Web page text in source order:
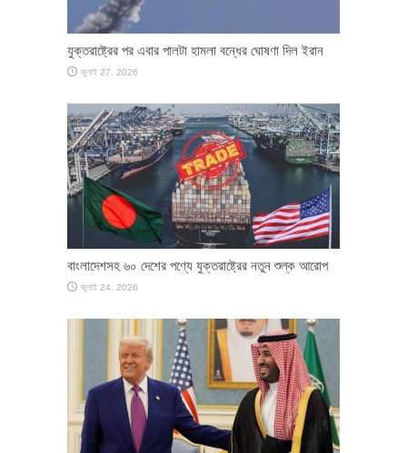
যুক্তরাষ্ট্রের পর এবার পালটা হামলা বন্ধের ঘোষণা দিল ইরান
জুলাই 27, 2026
বাংলাদেশসহ ৬০ দেশের পণ্যে যুক্তরাষ্ট্রের নতুন শুল্ক আরোপ
জুলাই 24, 2026